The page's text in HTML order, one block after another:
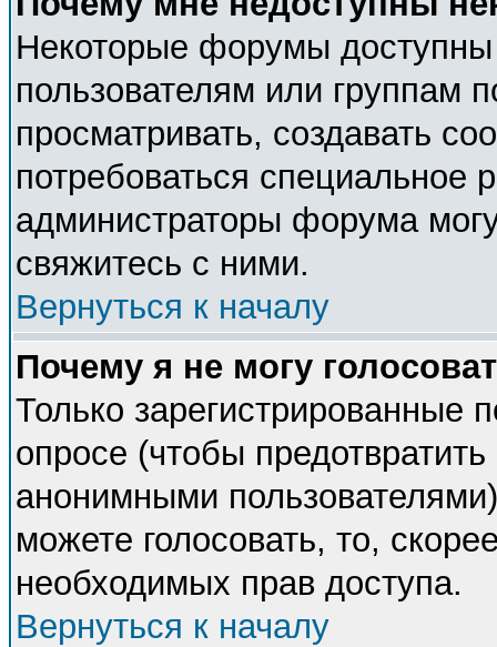
Некоторые форумы
пользователям или группам
просматривать, создавать
потребоваться
администраторы форума
свяжитесь с ними.
Вернуться к началу
Почему я не могу
Только зарегистрированные
опросе (чтобы предотвратить
анонимными
можете голосовать, то,
необходимых прав доступа.
Вернуться к началу